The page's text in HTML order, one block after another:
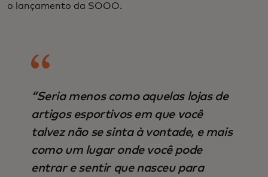
o lançamento da SOOO.
“Seria menos como aquelas lojas de
artigos esportivos em que você
talvez não se sinta à vontade, e mais
como um lugar onde você pode
entrar e sentir que nasceu para